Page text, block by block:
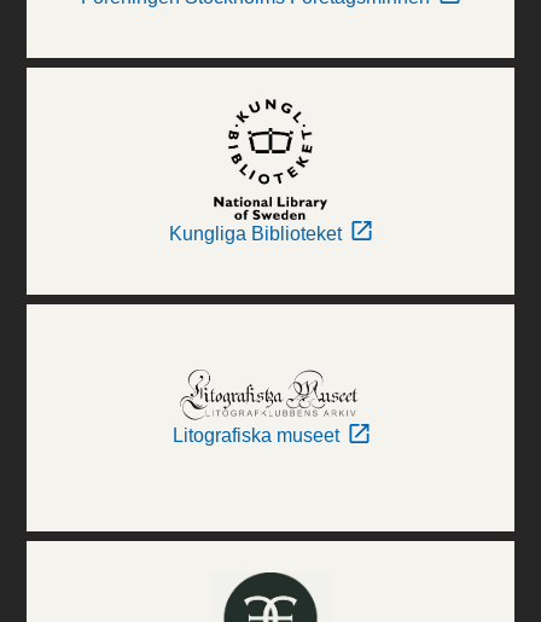
Kungliga Biblioteket
Litografiska museet